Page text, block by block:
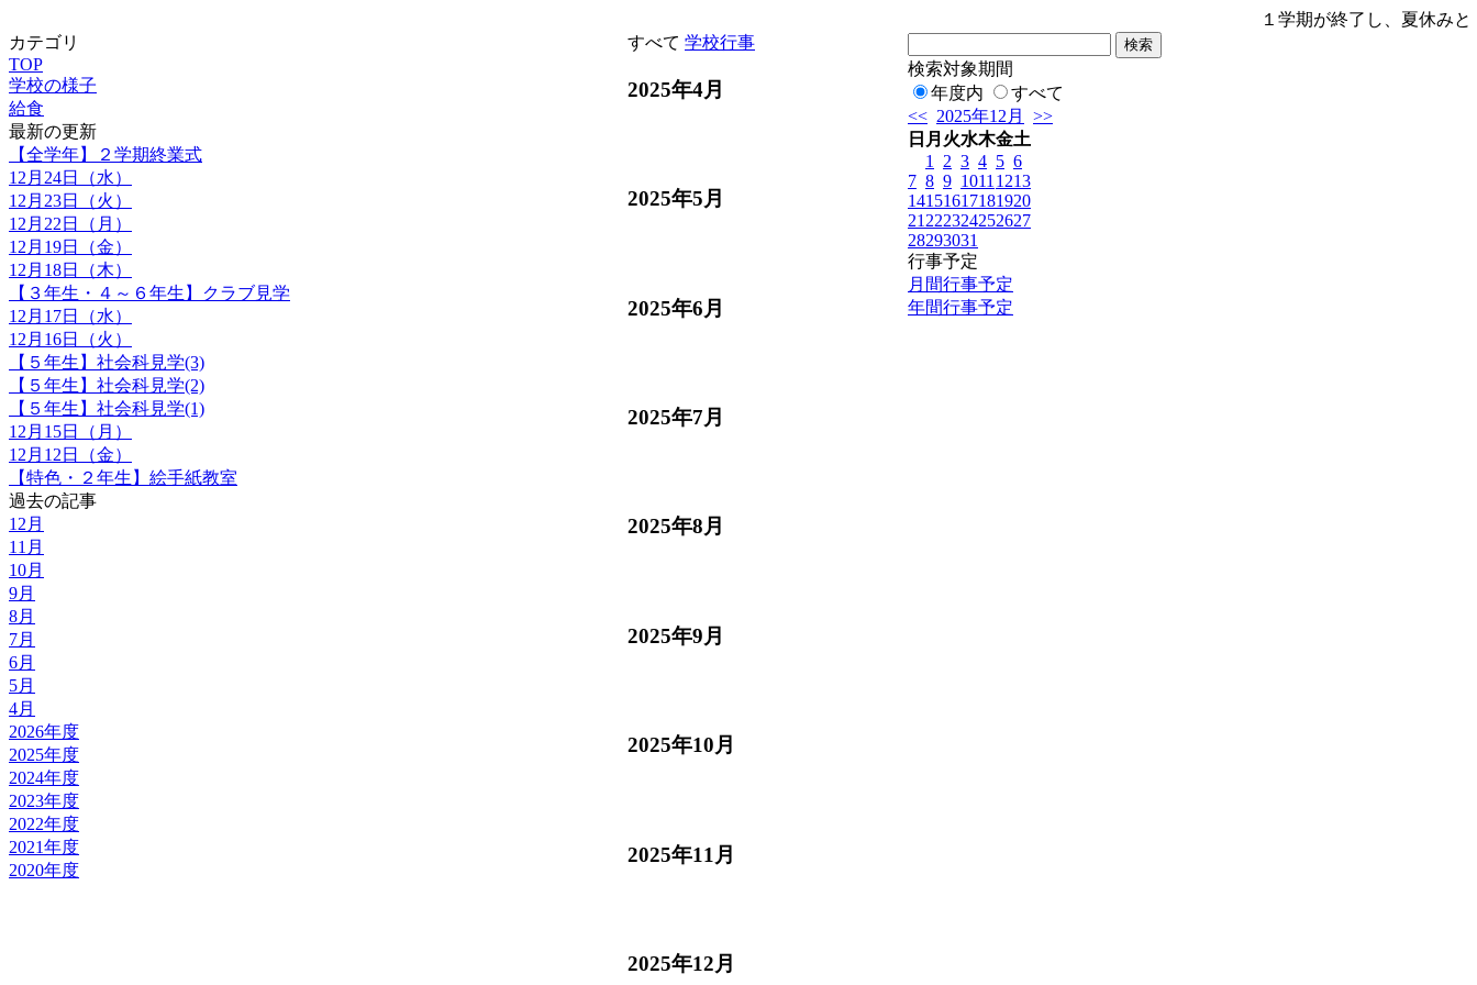
１学期が終了し、夏休み
カテゴリ
TOP
学校の様子
給食
最新の更新
【全学年】２学期終業式
12月24日（水）
12月23日（火）
12月22日（月）
12月19日（金）
12月18日（木）
【３年生・４～６年生】クラブ見学
12月17日（水）
12月16日（火）
【５年生】社会科見学(3)
【５年生】社会科見学(2)
【５年生】社会科見学(1)
12月15日（月）
12月12日（金）
【特色・２年生】絵手紙教室
過去の記事
12月
11月
10月
9月
8月
7月
6月
5月
4月
2026年度
2025年度
2024年度
2023年度
2022年度
2021年度
2020年度
すべて 学校行事
2025年4月
2025年5月
2025年6月
2025年7月
2025年8月
2025年9月
2025年10月
2025年11月
2025年12月
検索対象期間
年度内
すべて
<< 2025年12月
>>
日 月 火水木金土
1
2 3 4 5 6
7 8 9 1011 1213
14151617181920
21 222324252627
28293031
行事予定
月間行事予定
年間行事予定